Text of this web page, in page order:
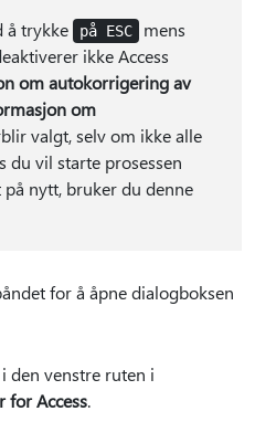
å trykke
på ESC mens
ikke Access
om autokorrigering av
om
valgt, selv om ikke alle
du vil starte prosessen
nytt, bruker du denne
for å åpne dialogboksen
den venstre ruten i
for Access.